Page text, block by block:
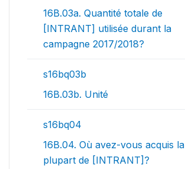
16B.03a. Quantité totale de
[INTRANT] utilisée durant la
campagne 2017/2018?
s16bq03b
16B.03b. Unité
s16bq04
16B.04. Où avez-vous acquis la
plupart de [INTRANT]?